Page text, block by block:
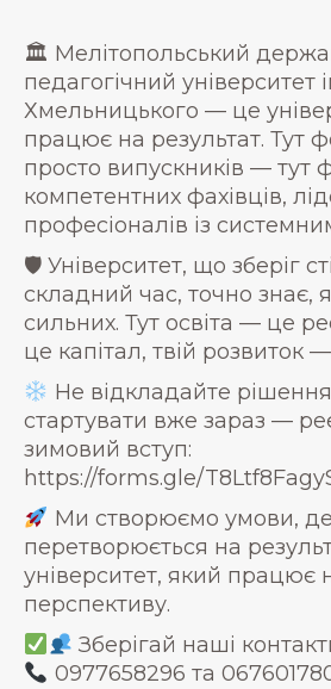
🏛 Мелітопольський
педагогічний університет
Хмельницького — це
працює на результат. Тут
просто випускників — тут
компетентних фахівців,
професіоналів із
🛡 Університет, що зберіг
складний час, точно знає,
сильних. Тут освіта — це
це капітал, твій розвиток
Не відкладайте
стартувати вже зараз —
зимовий вступ:
https://forms.gle/
Ми створюємо умови, де
перетворюється на
університет, який працює
перспективу.
Зберігай наші
0977658296 та